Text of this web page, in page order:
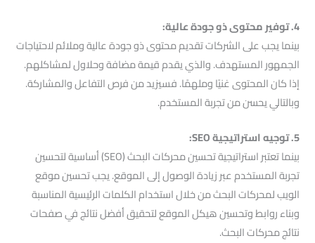
4. توفير محتوى ذو جودة عالية:
بينما يجب على الشركات تقديم محتوى ذو جودة عالية وملائم لاحتياجات
الجمهور المستهدف. والذي يقدم قيمة مضافة وحلاول لمشاكلهم.
إذا كان المحتوى غنيًا وملهمًا. فسيزيد من فرص التفاعل والمشاركة.
وبالتالي يحسن من تجربة المستخدم.
5. توجيه استراتيجية SEO:
بينما تعتبر استراتيجية تحسين محركات البحث (SEO) أساسية لتحسين
تجربة المستخدم عبر زيادة الوصول إلى الموقع. يجب تحسين موقع
الويب لمحركات البحث من خلال استخدام الكلمات الرئيسية المناسبة
وبناء روابط وتحسين هيكل الموقع لتحقيق أفضل نتائج في صفحات
نتائج محركات البحث.